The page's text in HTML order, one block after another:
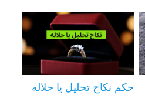
حکم نکاح تحلیل یا حلاله